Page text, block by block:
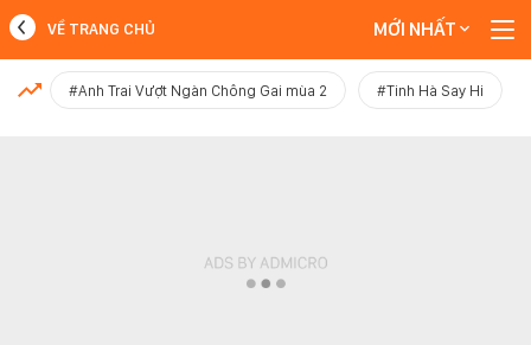
MỚI NHẤT
VỀ TRANG CHỦ MỚI NHẤT
#Anh Trai Vượt Ngàn Chông Gai mùa 2 #Tinh Hà Say Hi